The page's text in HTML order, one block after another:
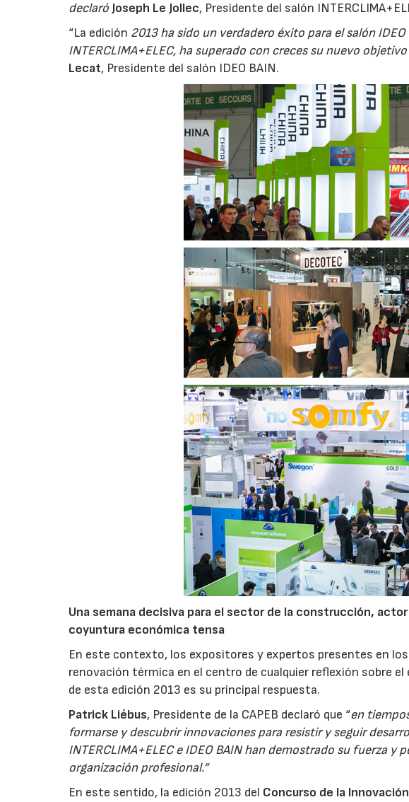
declaróJoseph Le Jollec, Presidente del salón
“La edición 2013 ha sido un verdadero éxito para el salón IDEO
INTERCLIMA+ELEC, ha superado con creces su nuevo
Lecat, Presidente del salón IDEO BAIN.
Una semana decisiva para el sector de la construcción,
coyuntura económica tensa
En este contexto, los expositores y expertos presentes en
renovación térmica en el centro de cualquier reflexión sobre
de esta edición 2013 es su principal respuesta.
Patrick Liébus, Presidente de la CAPEB declaró que “en
formarse y descubrir innovaciones para resistir y seguir
INTERCLIMA+ELEC e IDEO BAIN han demostrado su fuerza
organización profesional.”
En este sentido, la edición 2013 del Concurso de la Innovación